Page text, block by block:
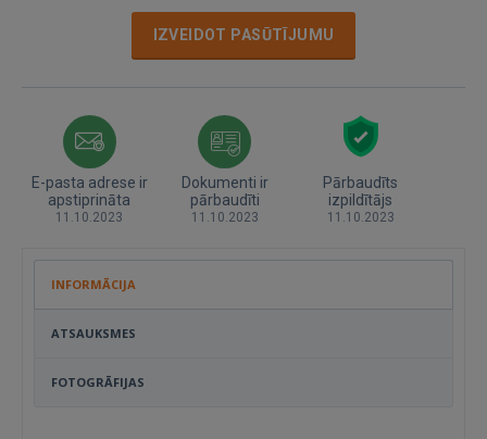
IZVEIDOT PASŪTĪJUMU
E-pasta adrese ir
apstiprināta
11.10.2023
Dokumenti ir
pārbaudīti
11.10.2023
Pārbaudīts
izpildītājs
11.10.2023
INFORMĀCIJA
ATSAUKSMES
FOTOGRĀFIJAS